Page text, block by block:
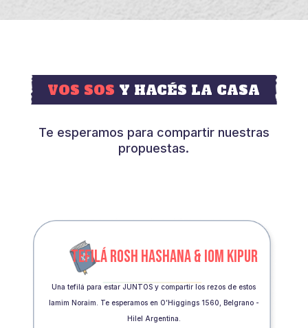
VOS SOS Y HACÉS LA CASA
Te esperamos para compartir nuestras
propuestas.
TEFILÁ ROSH HASHANA & IOM KIPUR
Una tefilá para estar JUNTOS y compartir los rezos de estos
Iamim Noraim. Te esperamos en O’Higgings 1560, Belgrano -
Hilel Argentina.